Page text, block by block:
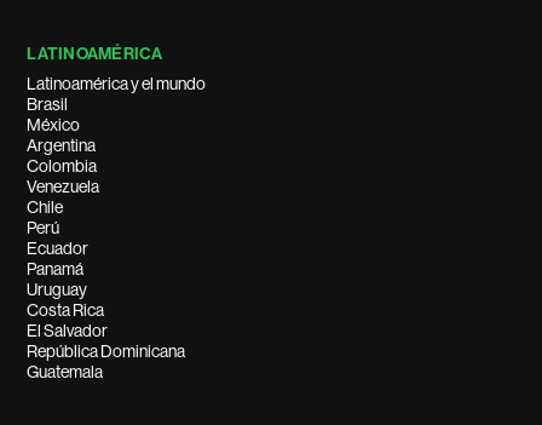
LATINOAMÉRICA
Latinoamérica y el mundo
Brasil
México
Argentina
Colombia
Venezuela
Chile
Perú
Ecuador
Panamá
Uruguay
Costa Rica
El Salvador
República Dominicana
Guatemala